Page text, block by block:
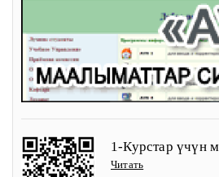
1-Курстар үчүн
Читать